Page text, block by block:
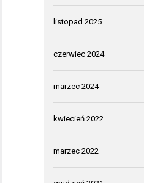
listopad 2025
czerwiec 2024
marzec 2024
kwiecień 2022
marzec 2022